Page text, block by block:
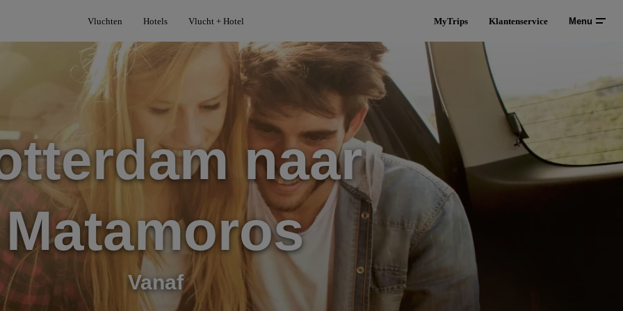
Vluchten Hotels Vlucht + Hotel MyTrips Klantenservice Menu
naar
Matamoros
Vanaf